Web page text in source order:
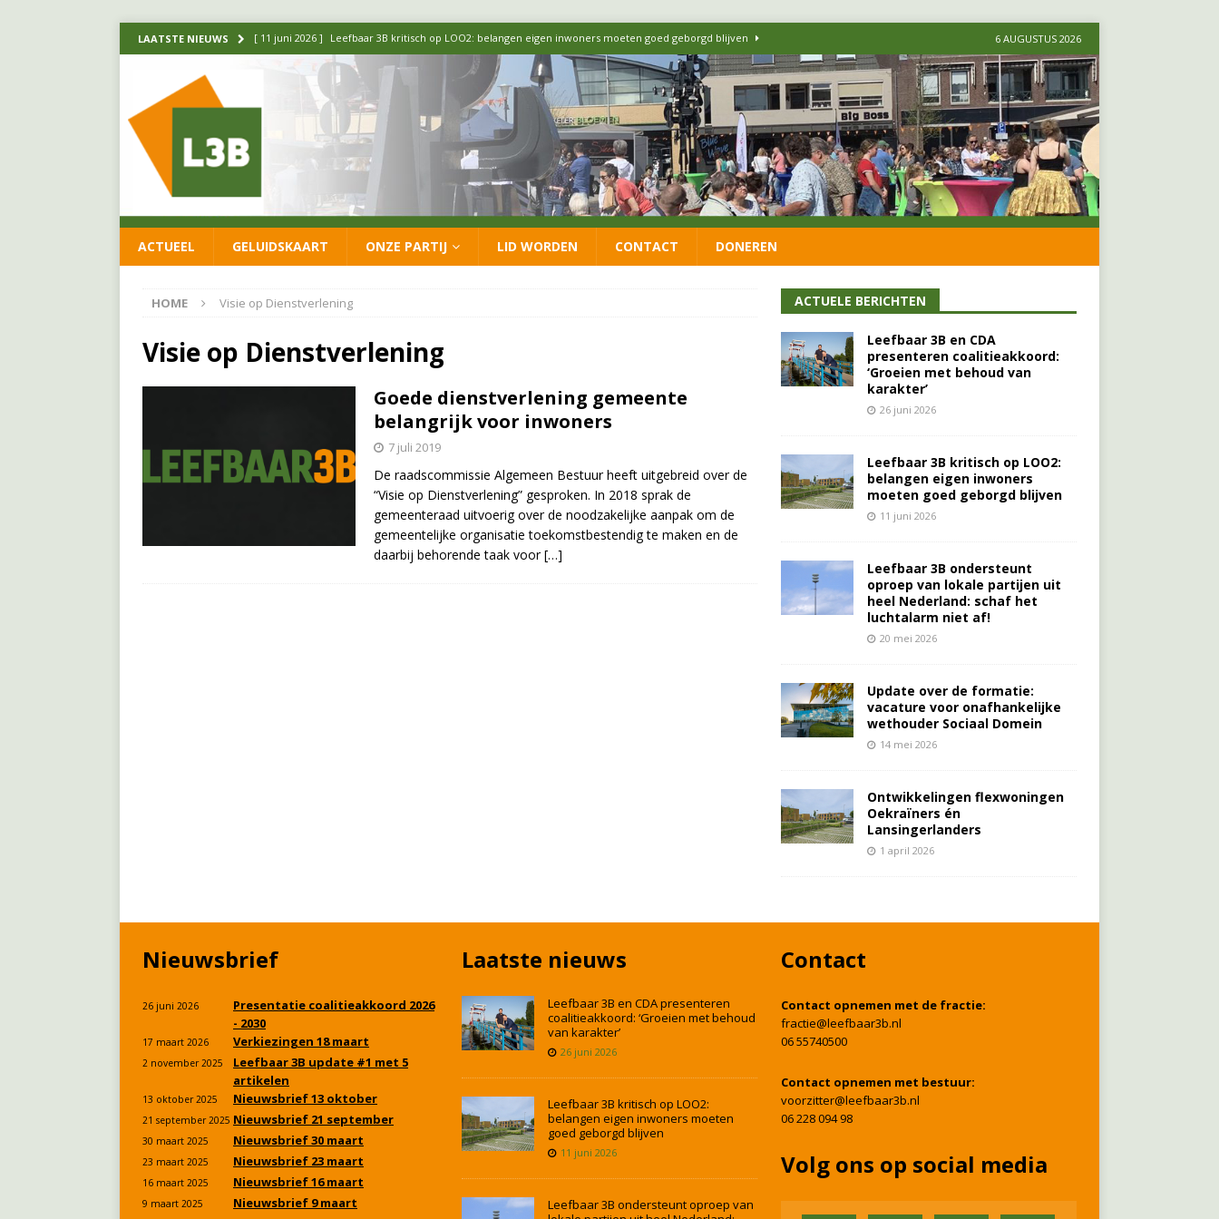
LAATSTE NIEUWS [ 11 juni 2026 ] Leefbaar 3B kritisch op LOO2: belangen eigen inwoners moeten goed geborgd blijven
[ 20 mei 2026 ] Leefbaar 3B ondersteunt oproep van lokale partijen uit heel Nederland: schaf het
luchtalarm niet af! FRACTIE
[ 14 mei 2026 ] Update over de formatie: vacature voor onafhankelijke wethouder Sociaal Domein
[ 26 juni 2026 ] Leefbaar 3B en CDA presenteren coalitieakkoord: ‘Groeien met behoud van karakter’
6 AUGUSTUS 2026
ACTUEEL GELUIDSKAART ONZE PARTIJ LID WORDEN CONTACT DONEREN
HOME Visie op Dienstverlening
Visie op Dienstverlening
Goede dienstverlening gemeente
belangrijk voor inwoners
7 juli 2019
De raadscommissie Algemeen Bestuur heeft uitgebreid over de
“Visie op Dienstverlening” gesproken. In 2018 sprak de
gemeenteraad uitvoerig over de noodzakelijke aanpak om de
gemeentelijke organisatie toekomstbestendig te maken en de
daarbij behorende taak voor[…]
ACTUELE BERICHTEN
Leefbaar 3B en CDA
presenteren coalitieakkoord:
‘Groeien met behoud van
karakter’
26 juni 2026
Leefbaar 3B kritisch op LOO2:
belangen eigen inwoners
moeten goed geborgd blijven
11 juni 2026
Leefbaar 3B ondersteunt
oproep van lokale partijen uit
heel Nederland: schaf het
luchtalarm niet af!
20 mei 2026
Update over de formatie:
vacature voor onafhankelijke
wethouder Sociaal Domein
14 mei 2026
Ontwikkelingen flexwoningen
Oekraïners én
Lansingerlanders
1 april 2026
Nieuwsbrief
26 juni 2026
Presentatie coalitieakkoord 2026
- 2030
17 maart 2026 Verkiezingen 18 maart
2 november 2025
Leefbaar 3B update #1 met 5
artikelen
13 oktober 2025 Nieuwsbrief 13 oktober
21 september 2025 Nieuwsbrief 21 september
30 maart 2025 Nieuwsbrief 30 maart
23 maart 2025 Nieuwsbrief 23 maart
16 maart 2025 Nieuwsbrief 16 maart
9 maart 2025 Nieuwsbrief 9 maart
Laatste nieuws
Leefbaar 3B en CDA presenteren
coalitieakkoord: ‘Groeien met behoud
van karakter’
26 juni 2026
Leefbaar 3B kritisch op LOO2:
belangen eigen inwoners moeten
goed geborgd blijven
11 juni 2026
Leefbaar 3B ondersteunt oproep van
Contact
Contact opnemen met de fractie:
fractie@leefbaar3b.nl
06 55740500
Contact opnemen met bestuur:
voorzitter@leefbaar3b.nl
06 228 094 98
Volg ons op social media